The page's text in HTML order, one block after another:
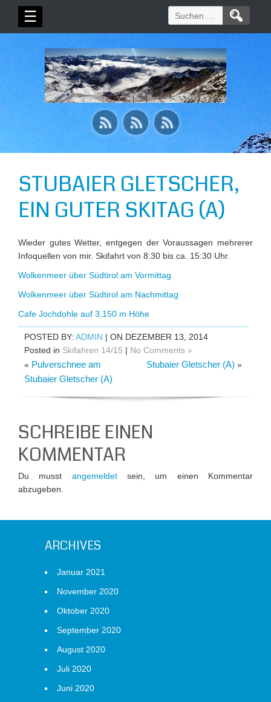
☰
Suchen
nach:
STUBAIER GLETSCHER,
EIN GUTER SKITAG (A)
Wieder gutes Wetter, entgegen der Voraussagen mehrerer
Infoquellen von mir. Skifahrt von 8:30 bis ca. 15:30 Uhr.
Wolkenmeer über Südtirol am Vormittag
Wolkenmeer über Südtirol am Nachmittag
Cafe Jochdohle auf 3.150 m Höhe
POSTED BY: ADMIN | ON DEZEMBER 13, 2014
Posted in Skifahren 14/15 | No Comments »
« Pulverschnee am
Stubaier Gletscher (A)
Stubaier Gletscher (A) »
SCHREIBE EINEN
KOMMENTAR
Du musst angemeldetsein, um einen Kommentar
abzugeben.
ARCHIVES
Januar 2021
November 2020
Oktober 2020
September 2020
August 2020
Juli 2020
Juni 2020